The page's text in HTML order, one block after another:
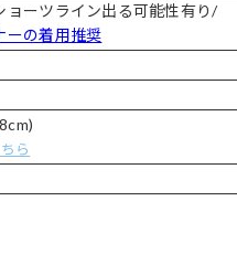
ョーツライン出る可能性有り/
ーの着用推奨
ら